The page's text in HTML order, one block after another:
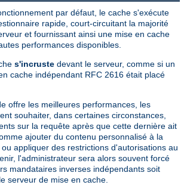
par défaut, le cache s'exécute
rapide, court-circuitant la majorité
et fournissant ainsi une mise en cache
performances disponibles.
s'incruste devant le serveur, comme si un
cache indépendant RFC 2616 était placé
offre les meilleures performances, les
souhaiter, dans certaines circonstances,
sur la requête après que cette dernière ait
ajouter du contenu personnalisé à la
appliquer des restrictions d'autorisations au
l'administrateur sera alors souvent forcé
mandataires inverses indépendants soit
serveur de mise en cache.